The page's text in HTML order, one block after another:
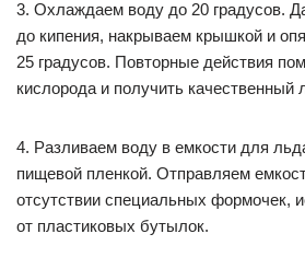
3. Охлаждаем воду до 20 градусов.
до кипения, накрываем крышкой и
25 градусов. Повторные действия
кислорода и получить качественный
4. Разливаем воду в емкости для
пищевой пленкой. Отправляем
отсутствии специальных формочек,
от пластиковых бутылок.